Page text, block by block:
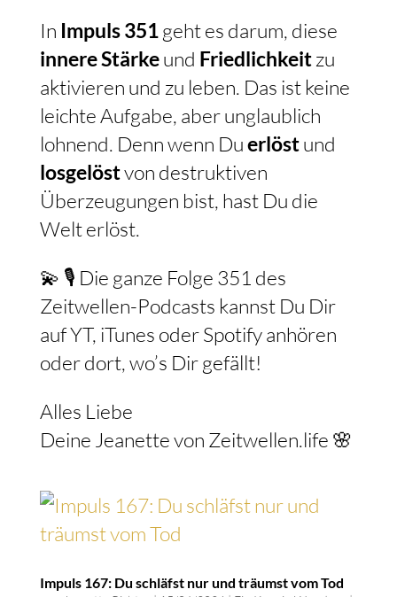
In Impuls 351
innere Stärkeund Friedlichkeitzu
aktivieren und zu leben. Das ist keine
leichte Aufgabe, aber unglaublich
lohnend. Denn wenn Duerlöst
losgelöstvon destruktiven
Überzeugungen bist, hast Du die
Welt erlöst.
💫 🎙️ Die ganze Folge 351 des
Zeitwellen-Podcasts kannst Du Dir
auf YT, iTunes oder Spotify anhören
oder dort, wo’s Dir gefällt!
Alles Liebe
Deine Jeanette von Zeitwellen.life 🌸
Impuls 167: Du schläfst nur und träumst vom Tod